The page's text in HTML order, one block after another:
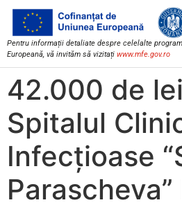
Pentru informații detaliate despre celelalte
Europeană, vă invităm să vizitați www.mfe.gov.ro
42.000 de
Spitalul
Infecțioase
Parascheva”